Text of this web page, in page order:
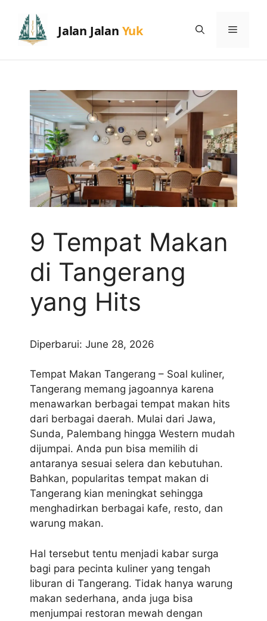
content
Menu
9 Tempat Makan
di Tangerang
yang Hits
Diperbarui: June 28, 2026
Tempat Makan Tangerang – Soal kuliner,
Tangerang memang jagoannya karena
menawarkan berbagai tempat makan hits
dari berbagai daerah. Mulai dari Jawa,
Sunda, Palembang hingga Western mudah
dijumpai. Anda pun bisa memilih di
antaranya sesuai selera dan kebutuhan.
Bahkan, popularitas tempat makan di
Tangerang kian meningkat sehingga
menghadirkan berbagai kafe, resto, dan
warung makan.
Hal tersebut tentu menjadi kabar surga
bagi para pecinta kuliner yang tengah
liburan di Tangerang. Tidak hanya warung
makan sederhana, anda juga bisa
menjumpai restoran mewah dengan